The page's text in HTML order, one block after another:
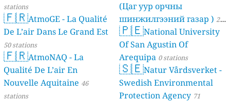
stations
🇫🇷AtmoGE - La Qualité
De L’air Dans Le Grand Est
50 stations
🇫🇷AtmoNAQ - La
Qualité De L’air En
Nouvelle Aquitaine 46
stations
(Цаг уур орчны
шинжилгээний газар ) 21
stations
🇵🇪National University
Of San Agustin Of
Arequipa 0 stations
🇸🇪Natur Vårdsverket -
Swedish Environmental
Protection Agency 71